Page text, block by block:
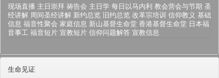
现场直播 主日崇拜 祷告会 主日学 每日以马内利 教会营会与节期 圣
经讲解 周间圣经讲解 新约总览 旧约总览 改革宗培训 信仰教义 基础
信息 福音性聚会 家庭信息 新山基督生命堂 香港基督生命堂 日本福
音事工 福音短片 宣教短片 信仰问题解答 宣教信息
生命见证